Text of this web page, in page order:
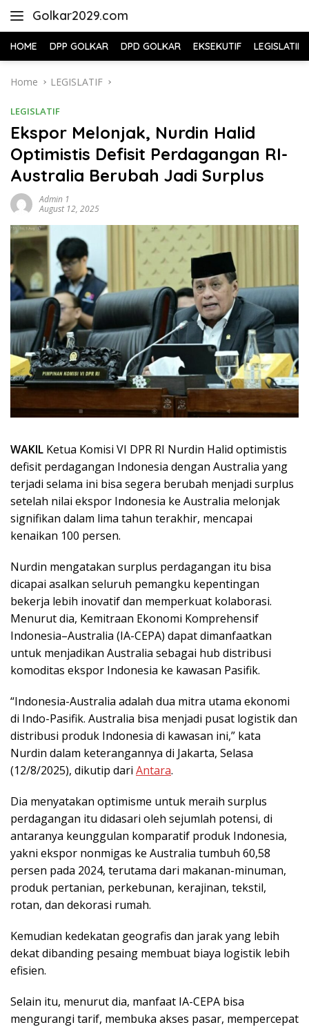
Golkar2029.com
HOME DPP GOLKAR DPD GOLKAR EKSEKUTIF LEGISLATIF
Home LEGISLATIF
LEGISLATIF
Ekspor Melonjak, Nurdin Halid
Optimistis Defisit Perdagangan RI-
Australia Berubah Jadi Surplus
Admin 1
August 12, 2025
WAKIL Ketua Komisi VI DPR RI Nurdin Halid optimistis
defisit perdagangan Indonesia dengan Australia yang
terjadi selama ini bisa segera berubah menjadi surplus
setelah nilai ekspor Indonesia ke Australia melonjak
signifikan dalam lima tahun terakhir, mencapai
kenaikan 100 persen.
Nurdin mengatakan surplus perdagangan itu bisa
dicapai asalkan seluruh pemangku kepentingan
bekerja lebih inovatif dan memperkuat kolaborasi.
Menurut dia, Kemitraan Ekonomi Komprehensif
Indonesia–Australia (IA-CEPA) dapat dimanfaatkan
untuk menjadikan Australia sebagai hub distribusi
komoditas ekspor Indonesia ke kawasan Pasifik.
“Indonesia-Australia adalah dua mitra utama ekonomi
di Indo-Pasifik. Australia bisa menjadi pusat logistik dan
distribusi produk Indonesia di kawasan ini,” kata
Nurdin dalam keterangannya di Jakarta, Selasa
(12/8/2025), dikutip dari Antara.
Dia menyatakan optimisme untuk meraih surplus
perdagangan itu didasari oleh sejumlah potensi, di
antaranya keunggulan komparatif produk Indonesia,
yakni ekspor nonmigas ke Australia tumbuh 60,58
persen pada 2024, terutama dari makanan-minuman,
produk pertanian, perkebunan, kerajinan, tekstil,
rotan, dan dekorasi rumah.
Kemudian kedekatan geografis dan jarak yang lebih
dekat dibanding pesaing membuat biaya logistik lebih
efisien.
Selain itu, menurut dia, manfaat IA-CEPA bisa
mengurangi tarif, membuka akses pasar, mempercepat